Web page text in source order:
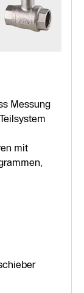
Messung
mit